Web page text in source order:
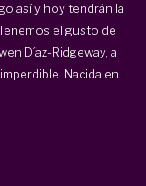
así y hoy tendrán la
el gusto de
Díaz-Ridgeway, a
Nacida en